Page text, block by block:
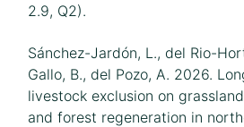
2.9, Q2).
Sánchez-Jardón, L., del Rio-
Gallo, B., del Pozo, A. 2026.
livestock exclusion on
and forest regeneration in